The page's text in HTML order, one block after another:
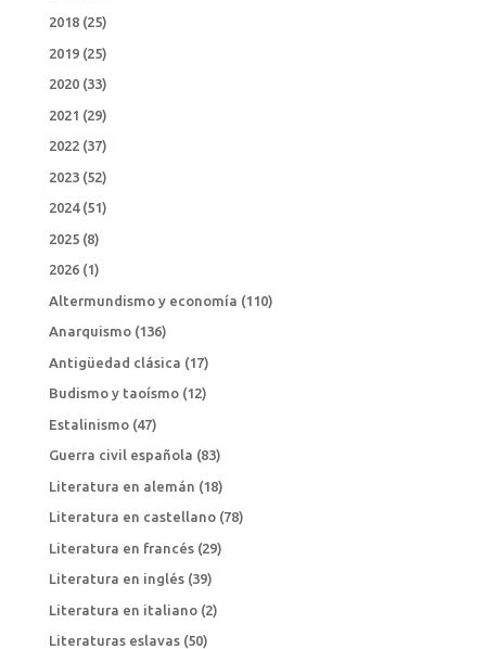
2018(25)
2019(25)
2020(33)
2021 (29)
2022(37)
2023(52)
2024(51)
2025(8)
2026(1)
Altermundismo y economía (110)
Anarquismo(136)
Antigüedad clásica (17)
Budismo y taoísmo(12)
Estalinismo(47)
Guerra civil española (83)
Literatura en alemán (18)
Literatura en castellano(78)
Literatura en francés(29)
Literatura en inglés(39)
Literatura en italiano(2)
Literaturas eslavas(50)